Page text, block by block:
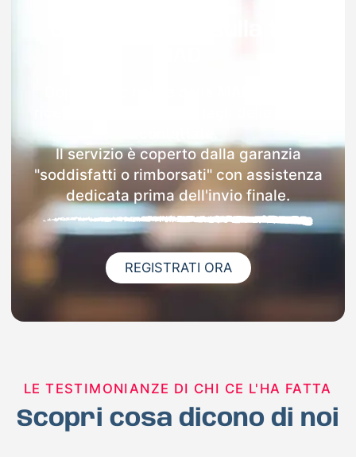
Il servizio è coperto dalla garanzia
"soddisfatti o rimborsati" con assistenza
dedicata prima dell'invio finale.
REGISTRATI ORA
LE TESTIMONIANZE DI CHI CE L'HA FATTA
Scopri cosa dicono di noi